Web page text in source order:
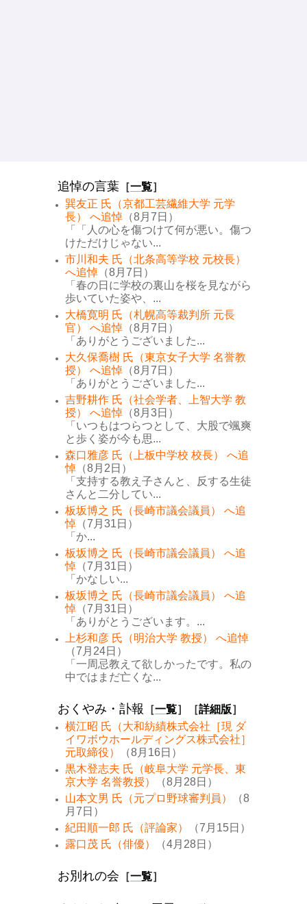
追悼の言葉 ［一覧］
巽友正 氏（京都工芸繊維大学 元学
長） へ追悼 （8月7日）
「「人の心を傷つけて何が悪い。傷つ
けただけじゃない...
市川和夫 氏（北条高等学校 元校長）
へ追悼 （8月7日）
「春の日に学校の裏山を桜を見ながら
歩いていた姿や、...
大橋寛明 氏（札幌高等裁判所 元長
官） へ追悼 （8月7日）
「ありがとうございました...
大久保喬樹 氏（東京女子大学 名誉教
授） へ追悼 （8月7日）
「ありがとうございました...
吉野耕作 氏（社会学者、上智大学 教
授） へ追悼 （8月3日）
「いつもはつらつとして、大股で颯爽
と歩く姿が今も思...
森口雅彦 氏（上板中学校 校長） へ追
悼 （8月2日）
「支持する教え子さんと、反する生徒
さんと二分してい...
板坂博之 氏（長崎市議会議員） へ追
悼 （7月31日）
「か...
板坂博之 氏（長崎市議会議員） へ追
悼 （7月31日）
「かなしい...
板坂博之 氏（長崎市議会議員） へ追
悼 （7月31日）
「ありがとうございます。...
上杉和彦 氏（明治大学 教授） へ追悼
（7月24日）
「一周忌教えて欲しかったです。私の
中ではまだ亡くな...
おくやみ・訃報 ［一覧］［詳細版］
横江昭 氏（大和紡績株式会社［現 ダ
イワボウホールディングス株式会社］
元取締役）
（8月16日）
黒木登志夫 氏（岐阜大学 元学長、東
京大学 名誉教授）
（8月28日）
山本文男 氏（元プロ野球審判員）
（8
月7日）
紀田順一郎 氏（評論家）
（7月15日）
露口茂 氏（俳優）
（4月28日）
お別れの会 ［一覧］